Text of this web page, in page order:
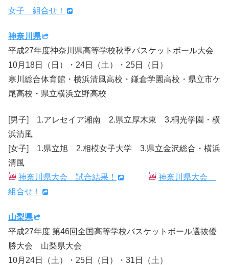
女子 組合せ！
神奈川県
平成27年度神奈川県高等学校秋季バスケットボール大会
10月18日（日）・24日（土）・25日（日）
寒川総合体育館・横浜清風高校・鎌倉学園高校・県立市ケ
尾高校・県立横浜立野高校
[男子] 1.アレセイア湘南 2.県立厚木東 3.桐光学園・横
浜清風
[女子] 1.県立旭 2.相模女子大学 3.県立金沢総合・横浜
清風
神奈川県大会 試合結果！
神奈川県大会
組合せ！
山梨県
平成27年度 第46回全国高等学校バスケットボール選抜優
勝大会 山梨県大会
10月24日（土）・25日（日）・31日（土）